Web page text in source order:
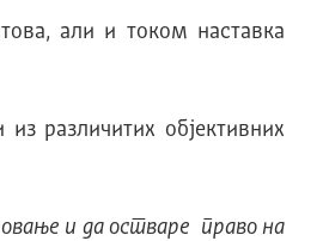
али и током наставка
различитих објективних
и да остваре право на